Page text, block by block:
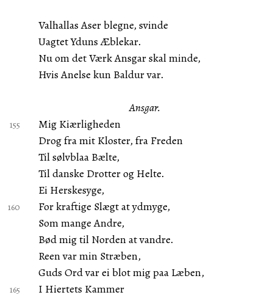
Valhallas Aser blegne, svinde
Uagtet Yduns Æblekar.
Nu om det Værk Ansgar skal minde,
Hvis Anelse kun Baldur var.
Ansgar.
Mig Kiærligheden
Drog fra mit Kloster, fra Freden
Til sølvblaa Bælte,
Til danske Drotter og Helte.
Ei Herskesyge,
For kraftige Slægt at ydmyge,
Som mange Andre,
Bød mig til Norden at vandre.
Reen var min Stræben,
Guds Ord var ei blot mig paa Læben,
I Hiertets Kammer